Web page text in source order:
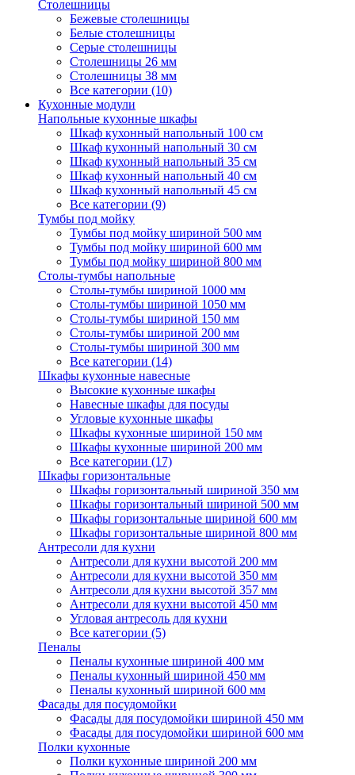
Столешницы
Бежевые столешницы
Белые столешницы
Серые столешницы
Столешницы 26 мм
Столешницы 38 мм
Все категории (10)
Кухонные модули
Напольные кухонные шкафы
Шкаф кухонный напольный 100 см
Шкаф кухонный напольный 30 см
Шкаф кухонный напольный 35 см
Шкаф кухонный напольный 40 см
Шкаф кухонный напольный 45 см
Все категории (9)
Тумбы под мойку
Тумбы под мойку шириной 500 мм
Тумбы под мойку шириной 600 мм
Тумбы под мойку шириной 800 мм
Столы-тумбы напольные
Столы-тумбы шириной 1000 мм
Столы-тумбы шириной 1050 мм
Столы-тумбы шириной 150 мм
Столы-тумбы шириной 200 мм
Столы-тумбы шириной 300 мм
Все категории (14)
Шкафы кухонные навесные
Высокие кухонные шкафы
Навесные шкафы для посуды
Угловые кухонные шкафы
Шкафы кухонные шириной 150 мм
Шкафы кухонные шириной 200 мм
Все категории (17)
Шкафы горизонтальные
Шкафы горизонтальный шириной 350 мм
Шкафы горизонтальный шириной 500 мм
Шкафы горизонтальные шириной 600 мм
Шкафы горизонтальные шириной 800 мм
Антресоли для кухни
Антресоли для кухни высотой 200 мм
Антресоли для кухни высотой 350 мм
Антресоли для кухни высотой 357 мм
Антресоли для кухни высотой 450 мм
Угловая антресоль для кухни
Все категории (5)
Пеналы
Пеналы кухонные шириной 400 мм
Пеналы кухонный шириной 450 мм
Пеналы кухонный шириной 600 мм
Фасады для посудомойки
Фасады для посудомойки шириной 450 мм
Фасады для посудомойки шириной 600 мм
Полки кухонные
Полки кухонные шириной 200 мм